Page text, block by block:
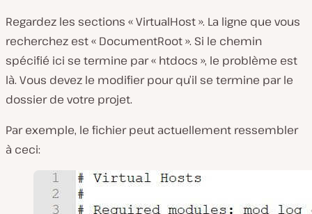
Regardez les sections « VirtualHost ». La ligne que vous
recherchez est « DocumentRoot ». Si le chemin
spécifié ici se termine par « htdocs », le problème est
là. Vous devez le modifier pour qu’il se termine par le
dossier de votre projet.
Par exemple, le fichier peut actuellement ressembler
à ceci: